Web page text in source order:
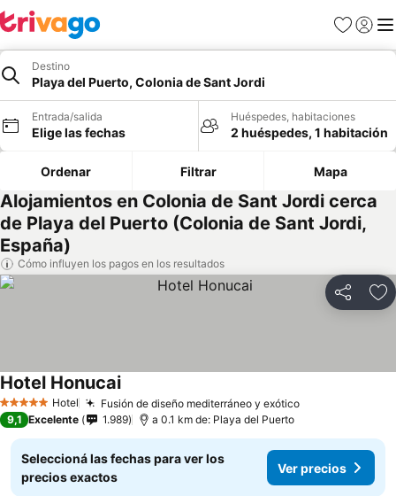
Favoritos
Iniciar
Destino
Playa del Puerto, Colonia de Sant Jordi
Entrada/salida
Elige las fechas
Huéspedes, habitaciones
2 huéspedes, 1 habitación
Ordenar Filtrar Mapa
Alojamientos en Colonia de Sant Jordi cerca
de Playa del Puerto (Colonia de Sant Jordi,
España)
Cómo influyen los pagos en los resultados
Compartir
5 Estrellas Hotel Fusión de diseño mediterráneo y exótico
Hotel Honucai
9,1 Excelente 1.989 a 0.1 km de: Playa del Puerto
Seleccioná las fechas para ver los
precios exactos
Ver precios